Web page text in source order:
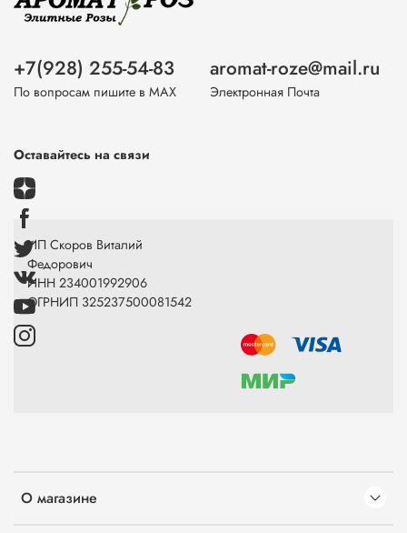
О магазине
+7(928) 255-54-83
По вопросам пишите в МАХ
aromat-roze@mail.ru
Электронная Почта
Оставайтесь на связи
ИП Скоров Виталий
Федорович
ИНН 234001992906
ОГРНИП 325237500081542